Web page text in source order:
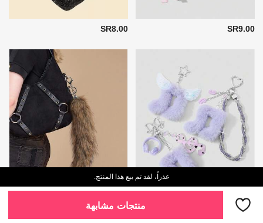
SR9.00
SR8.00
SR9.00
عذراً، لقد تم بيع هذا المنتج.
منتجات مشابهة